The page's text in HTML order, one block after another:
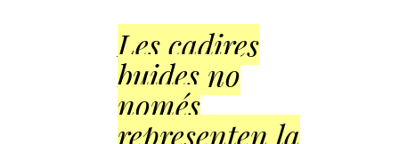
Les cadires
buides no
només
representen la